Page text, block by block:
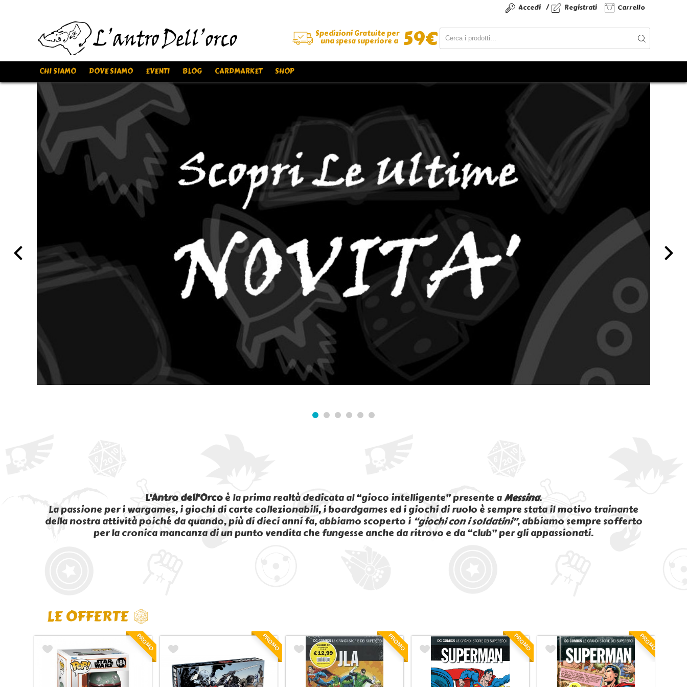
Accedi / Registrati Carrello
Spedizioni Gratuite per
una spesa superiore a 59€
CHI SIAMO DOVE SIAMO EVENTI BLOG CARDMARKET SHOP
L’Antro dell’Orcoè la prima realtà dedicata al “gioco intelligente” presente aMessina.
La passione per i wargames, i giochi di carte collezionabili, i boardgames ed i giochi di ruolo è sempre stata il motivo trainante
della nostra attività poiché da quando, più di dieci anni fa, abbiamo scoperto i “giochi con i soldatini”, abbiamo sempre sofferto
per la cronica mancanza di un punto vendita che fungesse anche da ritrovo e da “club” per gli appassionati.
LE OFFERTE
PROMO PROMO PROMO PROMO PROMO